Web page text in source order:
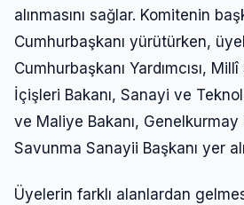
alınmasını sağlar. Komitenin
Cumhurbaşkanı yürütürken,
Cumhurbaşkanı Yardımcısı,
İçişleri Bakanı, Sanayi ve
ve Maliye Bakanı, Genelkurmay
Savunma Sanayii Başkanı yer
Üyelerin farklı alanlardan